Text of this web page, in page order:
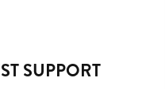
SUPPORT